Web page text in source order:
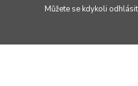
Můžete se kdykoli